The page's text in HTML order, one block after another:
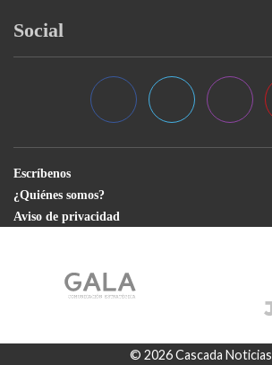
Social
Escríbenos
¿Quiénes somos?
Aviso de privacidad
© 2026 Cascada Noticias